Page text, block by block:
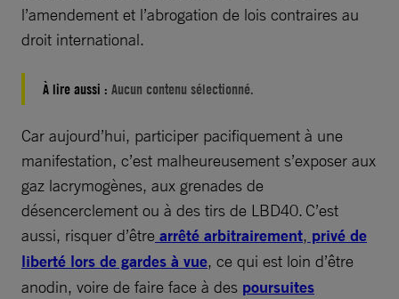
l’amendement et l’abrogation de lois contraires au
droit international.
À lire aussi : Aucun contenu sélectionné.
Car aujourd’hui, participer pacifiquement à une
manifestation, c’est malheureusement s’exposer aux
gaz lacrymogènes, aux grenades de
désencerclement ou à des tirs de LBD40. C’est
aussi, risquer d’être arrêté arbitrairement, privé de
liberté lors de gardes à vue, ce qui est loin d’être
anodin, voire de faire face à des poursuites